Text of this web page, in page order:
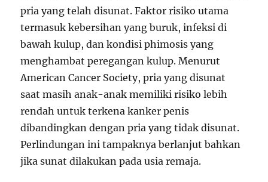
pria yang telah disunat. Faktor risiko utama
termasuk kebersihan yang buruk, infeksi di
bawah kulup, dan kondisi phimosis yang
menghambat peregangan kulup. Menurut
American Cancer Society, pria yang disunat
saat masih anak-anak memiliki risiko lebih
rendah untuk terkena kanker penis
dibandingkan dengan pria yang tidak disunat.
Perlindungan ini tampaknya berlanjut bahkan
jika sunat dilakukan pada usia remaja.